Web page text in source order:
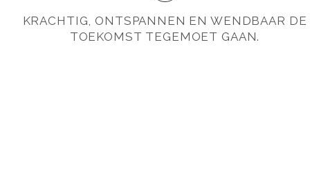
KRACHTIG, ONTSPANNEN EN WENDBAAR DE
TOEKOMST TEGEMOET GAAN.